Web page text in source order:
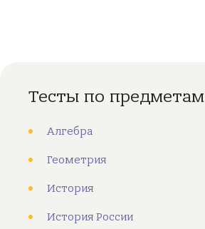
Тесты по предметам
Алгебра
Геометрия
История
История России